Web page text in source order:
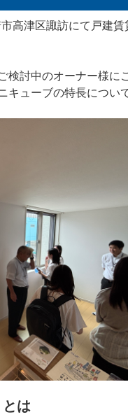
高津区諏訪にて戸建
検討中のオーナー様に
ューブの特長につい
は